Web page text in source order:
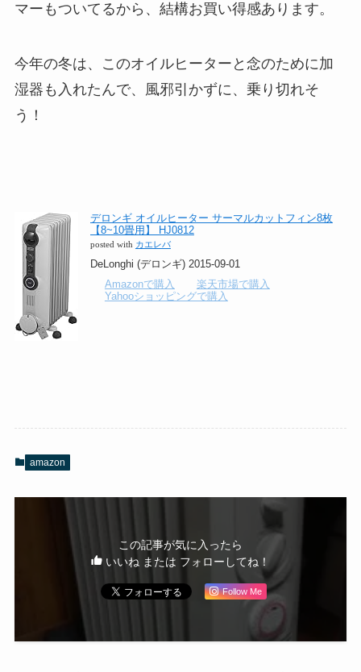
マーもついてるから、結構お買い得感あります。
今年の冬は、このオイルヒーターと念のために加
湿器も入れたんで、風邪引かずに、乗り切れそ
う！
デロンギ オイルヒーター サーマルカットフィン8枚
【8~10畳用】 HJ0812
posted with カエレバ
DeLonghi (デロンギ) 2015-09-01
Amazonで購入
楽天市場で購入
Yahooショッピングで購入
amazon
この記事が気に入ったら
いいね または フォローしてね！
Follow Me